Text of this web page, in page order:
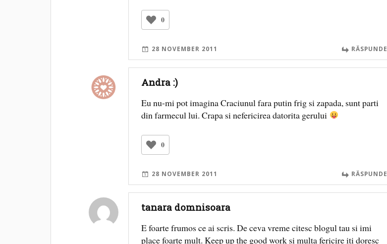
0
28 NOVEMBER 2011 RĂSPUNDE
Andra :)
Eu nu-mi pot imagina Craciunul fara putin frig si zapada, sunt parti
din farmecul lui. Crapa si nefericirea datorita gerului
0
28 NOVEMBER 2011 RĂSPUNDE
tanara domnisoara
E foarte frumos ce ai scris. De ceva vreme citesc blogul tau si imi
place foarte mult. Keep up the good work si multa fericire iti doresc